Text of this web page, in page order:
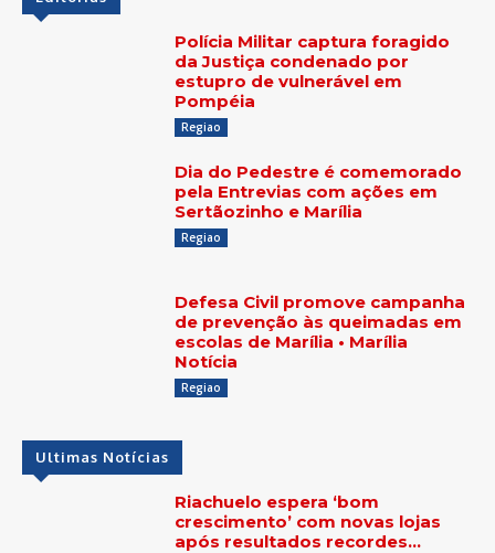
Polícia Militar captura foragido
da Justiça condenado por
estupro de vulnerável em
Pompéia
Regiao
Dia do Pedestre é comemorado
pela Entrevias com ações em
Sertãozinho e Marília
Regiao
Defesa Civil promove campanha
de prevenção às queimadas em
escolas de Marília • Marília
Notícia
Regiao
Ultimas Notícias
Riachuelo espera ‘bom
crescimento’ com novas lojas
após resultados recordes…